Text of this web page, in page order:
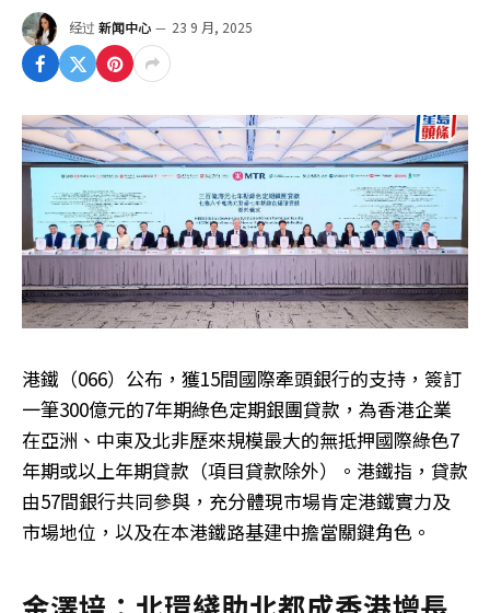
经过 新闻中心 23 9 月, 2025
港鐵（066）公布，獲15間國際牽頭銀行的支持，簽訂
一筆300億元的7年期綠色定期銀團貸款，為香港企業
在亞洲、中東及北非歷來規模最大的無抵押國際綠色7
年期或以上年期貸款（項目貸款除外）。港鐵指，貸款
由57間銀行共同參與，充分體現市場肯定港鐵實力及
市場地位，以及在本港鐵路基建中擔當關鍵角色。